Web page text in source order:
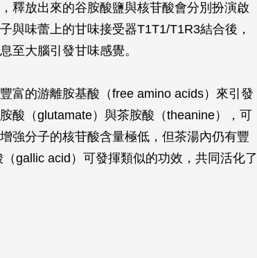
釋放出來的谷胺酸鹽與核苷酸會分別扮演啟
與味蕾上的甘味接受器T1T1/T1R3結合後，
至大腦引發甘味感覺。
富的游離胺基酸（free amino acids）來引發
酸（glutamate）與茶胺酸（theanine），可
強分子的核苷酸含量極低，但茶湯內仍有豐
gallic acid）可發揮類似的功效，共同活化了